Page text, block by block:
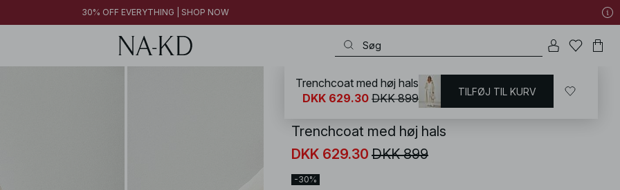
30% OFF EVERYTHING | SHOP NOW
NA-KD / Frakke & jakke / Letvægtsjakker
Trenchcoat med høj hals
DKK 629.30 DKK 899
-30%
Trenchcoat med høj hals
DKK 629.30 DKK 899 TILFØJ TIL KURV